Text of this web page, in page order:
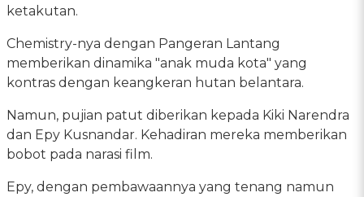
ketakutan.
Chemistry-nya dengan Pangeran Lantang
memberikan dinamika "anak muda kota" yang
kontras dengan keangkeran hutan belantara.
Namun, pujian patut diberikan kepada Kiki Narendra
dan Epy Kusnandar. Kehadiran mereka memberikan
bobot pada narasi film.
Epy, dengan pembawaannya yang tenang namun